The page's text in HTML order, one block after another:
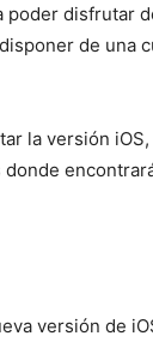
poder disfrutar
de una
la versión
versión de